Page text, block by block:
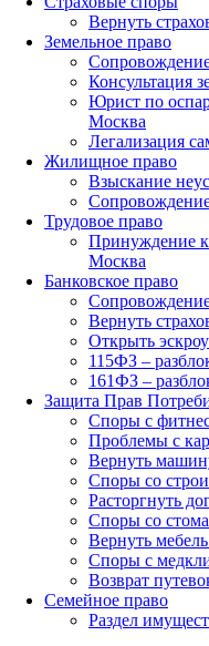
Вернуть
Земельное право
Консультация
Юрист по
Москва
Легализация
Жилищное право
Взыскание
Трудовое право
Принуждение
Москва
Банковское право
Вернуть
Открыть
115ФЗ –
161ФЗ –
Защита Прав
Споры с
Проблемы с
Вернуть
Споры со
Расторгнуть
Споры со
Вернуть мебель
Споры с
Возврат
Семейное право
Раздел